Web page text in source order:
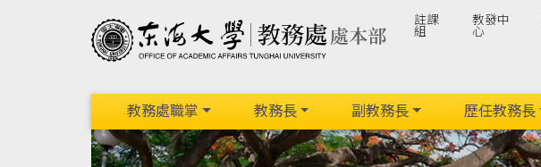
註課
組
教發中
心
教務處職掌 教務長 副教務長 歷任教務長